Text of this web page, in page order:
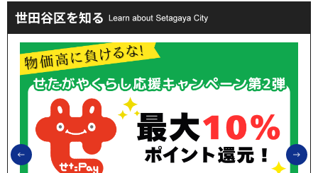
世田谷区を知る
前のスライドを表示